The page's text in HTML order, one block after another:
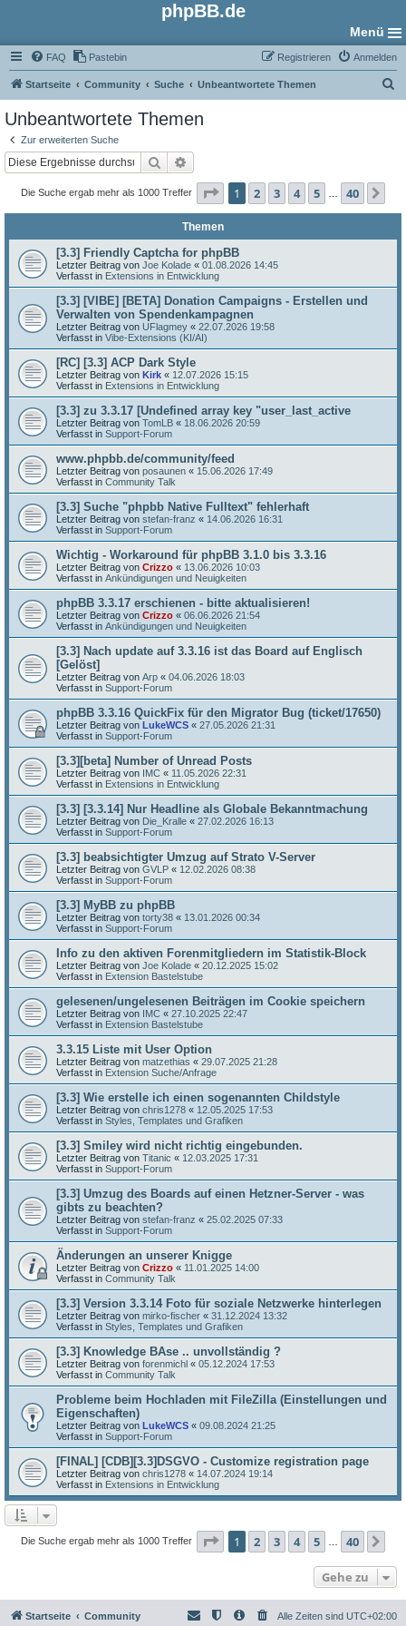
phpBB.de
Menü
FAQ Pastebin Anmelden
Registrieren
Startseite Community Suche Unbeantwortete Themen
Unbeantwortete Themen
Zur erweiterten Suche
Suche
Die Suche ergab mehr als 1000 Treffer Seite 1von 40
1 2 3 4 5 40
Themen
[3.3] Friendly Captcha for phpBB
Letzter Beitrag von Joe Kolade « 01.08.2026 14:45
Verfasst in Extensions in Entwicklung
[3.3] [VIBE] [BETA] Donation Campaigns - Erstellen und
Verwalten von Spendenkampagnen
Letzter Beitrag von UFlagmey « 22.07.2026 19:58
Verfasst in Vibe-Extensions (KI/AI)
[RC] [3.3] ACP Dark Style
Letzter Beitrag von Kirk « 12.07.2026 15:15
Verfasst in Extensions in Entwicklung
[3.3] zu 3.3.17 [Undefined array key "user_last_active
Letzter Beitrag von TomLB « 18.06.2026 20:59
Verfasst in Support-Forum
www.phpbb.de/community/feed
Letzter Beitrag von posaunen « 15.06.2026 17:49
Verfasst in Community Talk
[3.3] Suche "phpbb Native Fulltext" fehlerhaft
Letzter Beitrag von stefan-franz « 14.06.2026 16:31
Verfasst in Support-Forum
Wichtig - Workaround für phpBB 3.1.0 bis 3.3.16
Letzter Beitrag von Crizzo « 13.06.2026 10:03
Verfasst in Ankündigungen und Neuigkeiten
phpBB 3.3.17 erschienen - bitte aktualisieren!
Letzter Beitrag von Crizzo « 06.06.2026 21:54
Verfasst in Ankündigungen und Neuigkeiten
[3.3] Nach update auf 3.3.16 ist das Board auf Englisch
[Gelöst]
Letzter Beitrag von Arp « 04.06.2026 18:03
Verfasst in Support-Forum
phpBB 3.3.16 QuickFix für den Migrator Bug (ticket/17650)
Letzter Beitrag von LukeWCS « 27.05.2026 21:31
Verfasst in Support-Forum
[3.3][beta] Number of Unread Posts
Letzter Beitrag von IMC « 11.05.2026 22:31
Verfasst in Extensions in Entwicklung
[3.3] [3.3.14] Nur Headline als Globale Bekanntmachung
Letzter Beitrag von Die_Kralle « 27.02.2026 16:13
Verfasst in Support-Forum
[3.3] beabsichtigter Umzug auf Strato V-Server
Letzter Beitrag von GVLP « 12.02.2026 08:38
Verfasst in Support-Forum
[3.3] MyBB zu phpBB
Letzter Beitrag von torty38 « 13.01.2026 00:34
Verfasst in Support-Forum
Info zu den aktiven Forenmitgliedern im Statistik-Block
Letzter Beitrag von Joe Kolade « 20.12.2025 15:02
Verfasst in Extension Bastelstube
gelesenen/ungelesenen Beiträgen im Cookie speichern
Letzter Beitrag von IMC « 27.10.2025 22:47
Verfasst in Extension Bastelstube
3.3.15 Liste mit User Option
Letzter Beitrag von matzethias « 29.07.2025 21:28
Verfasst in Extension Suche/Anfrage
[3.3] Wie erstelle ich einen sogenannten Childstyle
Letzter Beitrag von chris1278 « 12.05.2025 17:53
Verfasst in Styles, Templates und Grafiken
[3.3] Smiley wird nicht richtig eingebunden.
Letzter Beitrag von Titanic « 12.03.2025 17:31
Verfasst in Support-Forum
[3.3] Umzug des Boards auf einen Hetzner-Server - was
gibts zu beachten?
Letzter Beitrag von stefan-franz « 25.02.2025 07:33
Verfasst in Support-Forum
Änderungen an unserer Knigge
Letzter Beitrag von Crizzo « 11.01.2025 14:00
Verfasst in Community Talk
[3.3] Version 3.3.14 Foto für soziale Netzwerke hinterlegen
Letzter Beitrag von mirko-fischer « 31.12.2024 13:32
Verfasst in Styles, Templates und Grafiken
[3.3] Knowledge BAse .. unvollständig ?
Letzter Beitrag von forenmichl « 05.12.2024 17:53
Verfasst in Community Talk
Probleme beim Hochladen mit FileZilla (Einstellungen und
Eigenschaften)
Letzter Beitrag von LukeWCS « 09.08.2024 21:25
Verfasst in Support-Forum
[FINAL] [CDB][3.3]DSGVO - Customize registration page
Letzter Beitrag von chris1278 « 14.07.2024 19:14
Verfasst in Extensions in Entwicklung
Die Suche ergab mehr als 1000 Treffer Seite 1von 40
1 2 3 4 5 40
Gehe zu
Startseite Community Alle Zeiten sind UTC+02:00